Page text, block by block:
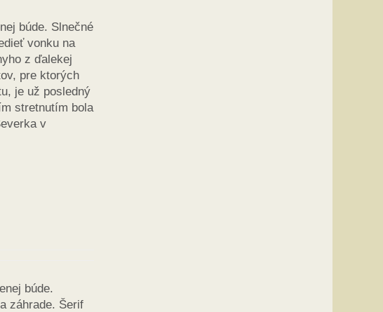
búde. Slnečné
vonku na
z ďalekej
pre ktorých
je už posledný
stretnutím bola
v
búde.
záhrade. Šerif